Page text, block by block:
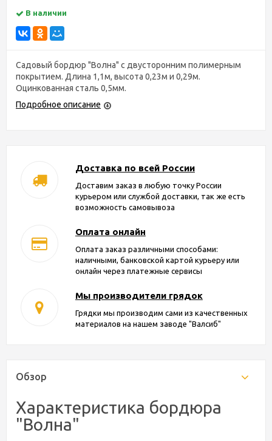
В наличии
Садовый бордюр "Волна" с двусторонним полимерным
покрытием. Длина 1,1м, высота 0,23м и 0,29м.
Оцинкованная сталь 0,5мм.
Подробное описание
Доставка по всей России
Доставим заказ в любую точку России
курьером или службой доставки, так же есть
возможность самовывоза
Оплата онлайн
Оплата заказ различными способами:
наличными, банковской картой курьеру или
онлайн через платежные сервисы
Мы производители грядок
Грядки мы производим сами из качественных
материалов на нашем заводе "Валсиб"
Обзор
Характеристика бордюра
"Волна"